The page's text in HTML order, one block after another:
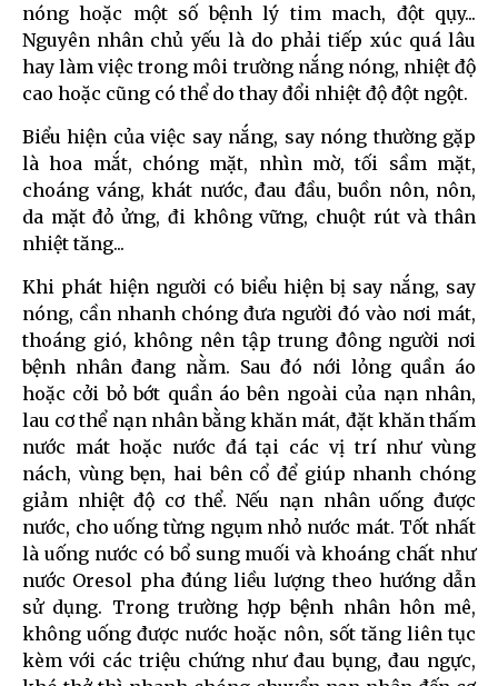
nóng hoặc một số bệnh lý tim mach, đột qụy...
Nguyên nhân chủ yếu là do phải tiếp xúc quá lâu
hay làm việc trong môi trường nắng nóng, nhiệt độ
cao hoặc cũng có thể do thay đổi nhiệt độ đột ngột.
Biểu hiện của việc say nắng, say nóng thường gặp
là hoa mắt, chóng mặt, nhìn mờ, tối sầm mặt,
choáng váng, khát nước, đau đầu, buồn nôn, nôn,
da mặt đỏ ửng, đi không vững, chuột rút và thân
nhiệt tăng...
Khi phát hiện người có biểu hiện bị say nắng, say
nóng, cần nhanh chóng đưa người đó vào nơi mát,
thoáng gió, không nên tập trung đông người nơi
bệnh nhân đang nằm. Sau đó nới lỏng quần áo
hoặc cởi bỏ bớt quần áo bên ngoài của nạn nhân,
lau cơ thể nạn nhân bằng khăn mát, đặt khăn thấm
nước mát hoặc nước đá tại các vị trí như vùng
nách, vùng bẹn, hai bên cổ để giúp nhanh chóng
giảm nhiệt độ cơ thể. Nếu nạn nhân uống được
nước, cho uống từng ngụm nhỏ nước mát. Tốt nhất
là uống nước có bổ sung muối và khoáng chất như
nước Oresol pha đúng liều lượng theo hướng dẫn
sử dụng. Trong trường hợp bệnh nhân hôn mê,
không uống được nước hoặc nôn, sốt tăng liên tục
kèm với các triệu chứng như đau bụng, đau ngực,